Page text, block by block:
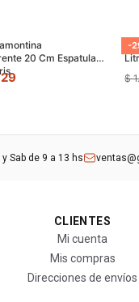
20 Cm Espatula
-
$
Sab de 9 a 13 hs
CLIENTES
Mi cuenta
Mis compras
Direcciones de envíos